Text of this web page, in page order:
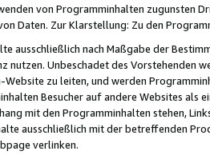
von Programminhalten zugunsten
Daten. Zur Klarstellung: Zu den
ausschließlich nach Maßgabe der
nutzen. Unbeschadet des Vorstehenden
zu leiten, und werden
Besucher auf andere Websites als
mit den Programminhalten stehen,
ausschließlich mit der betreffenden
verlinken.